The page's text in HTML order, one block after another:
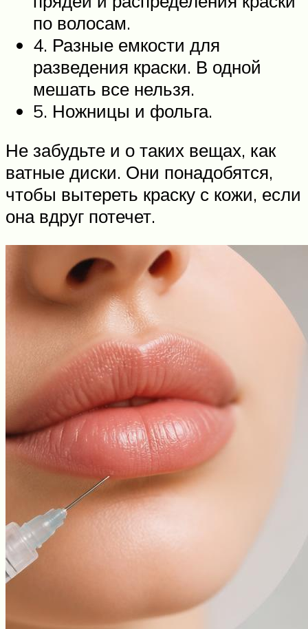
по волосам.
4. Разные емкости для
разведения краски. В одной
мешать все нельзя.
5. Ножницы и фольга.
Не забудьте и о таких вещах, как
ватные диски. Они понадобятся,
чтобы вытереть краску с кожи, если
она вдруг потечет.